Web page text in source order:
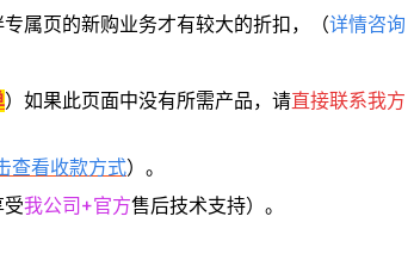
属页的新购业务才有较大的折扣，
（详情咨询
） 如果此页面中没有所需产品，请直接联系我方
查看收款方式）。
我公司+官方售后技术支持）。